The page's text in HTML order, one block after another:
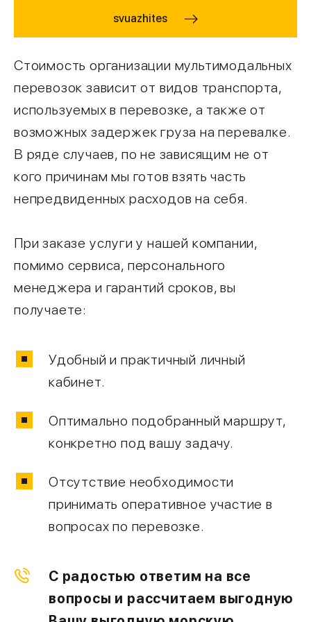
svuazhites
Стоимость организации мультимодальных
перевозок зависит от видов транспорта,
используемых в перевозке, а также от
возможных задержек груза на перевалке.
В ряде случаев, по не зависящим не от
кого причинам мы готов взять часть
непредвиденных расходов на себя.
При заказе услуги у нашей компании,
помимо сервиса, персонального
менеджера и гарантий сроков, вы
получаете:
Удобный и практичный личный
кабинет.
Оптимально подобранный маршрут,
конкретно под вашу задачу.
Отсутствие необходимости
принимать оперативное участие в
вопросах по перевозке.
С радостью ответим на все
вопросы и рассчитаем выгодную